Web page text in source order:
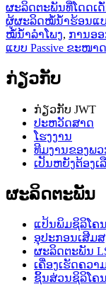
ຜະລິດຕະພັນທີ່ໂດດເ
ຜູ້ຜະລິດໝໍ້ນ້ຳຮ້ອນແບ
ໝໍ້ນ້ຳລຳໂພງ, ການອອ
ແບບ Passive ຂະໜາ
ກ່ຽວກັບ
ກ່ຽວກັບ JWT
ປະຫວັດສາດ
ໂຮງງານ
ທີມງານຂອງພວ
ເປັນຫຍັງຕ້ອງເ
ຜະລິດຕະພັນ
ແປ້ນພິມຊິລິໂຄນ
ອຸປະກອນເສີມ
ຜະລິດຕະພັນ
ເຄື່ອງເຮັດຄວາ
ຊິ້ນສ່ວນຊິລິໂຄນ